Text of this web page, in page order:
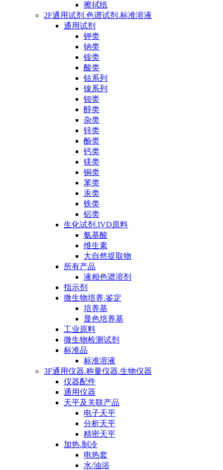
擦拭纸
2F通用试剂.色谱试剂.标准溶液
通用试剂
钾类
钠类
铵类
酸类
钴系列
镍系列
钡类
醇类
杂类
锌类
酚类
钙类
镁类
铜类
苯类
汞类
铁类
铝类
生化试剂.IVD原料
氨基酸
维生素
大自然提取物
所有产品
液相色谱溶剂
指示剂
微生物培养.鉴定
培养基
显色培养基
工业原料
微生物检测试剂
标准品
标准溶液
3F通用仪器.称量仪器.生物仪器
仪器配件
通用仪器
天平及关联产品
电子天平
分析天平
精密天平
加热.制冷
电热套
水/油浴